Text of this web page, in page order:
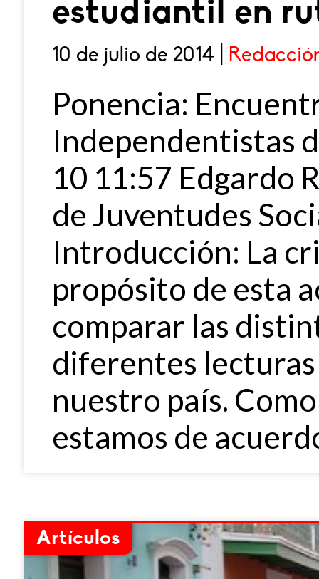
estudiantil en
10 de julio de 2014 |
Ponencia:
Independentistas
10 11:57 Edgardo
de Juventudes
Introducción: La
propósito de esta
comparar las
diferentes
nuestro país.
estamos de
Artículos